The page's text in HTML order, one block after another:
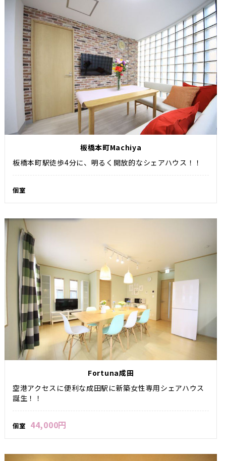
板橋本町Machiya
板橋本町駅徒歩4分に、明るく開放的なシェアハウス！！
個室
Fortuna成田
空港アクセスに便利な成田駅に新築女性専用シェアハウス
誕生！！
個室 44,000円